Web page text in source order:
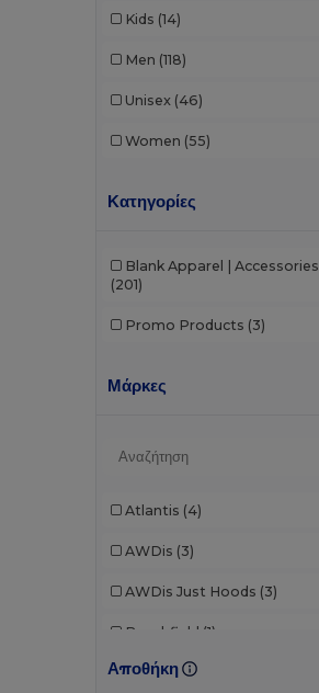
Kids (14)
Men (118)
Unisex (46)
Women (55)
Κατηγορίες
Blank Apparel | Accessories
(201)
Promo Products (3)
Μάρκες
Atlantis (4)
AWDis (3)
AWDis Just Hoods (3)
Beechfield (1)
Bella+Canvas
Αποθήκη